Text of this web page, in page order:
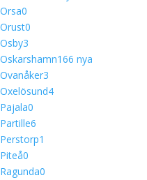
Orsa0
Orust0
Osby3
Oskarshamn166 nya
Ovanåker3
Oxelösund4
Pajala0
Partille6
Perstorp1
Piteå0
Ragunda0